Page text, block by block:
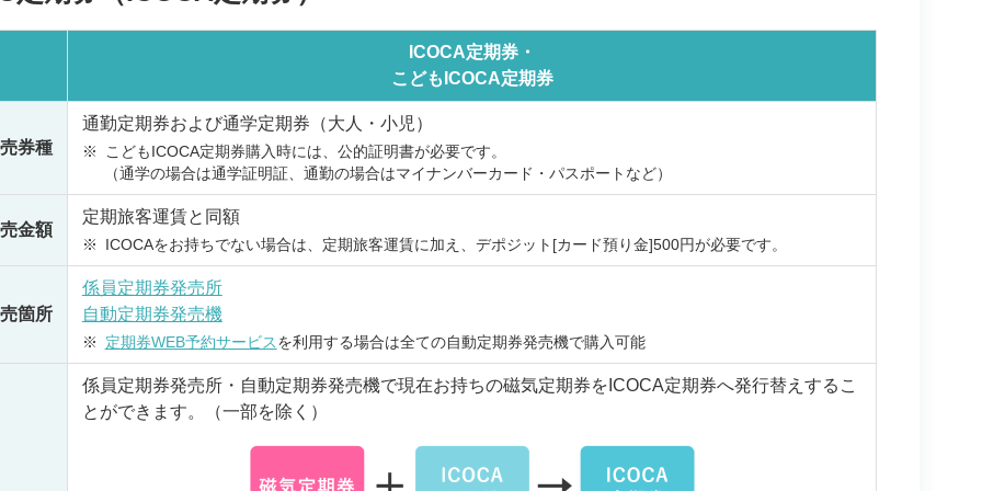
ICOCA定期券・
こどもICOCA定期券
券種
通勤定期券および通学定期券（大人・小児）
※
こどもICOCA定期券購入時には、公的証明書が必要です。
（通学の場合は通学証明証、通勤の場合はマイナンバーカード・パスポートなど）
金額
定期旅客運賃と同額
※ ICOCAをお持ちでない場合は、定期旅客運賃に加え、デポジット[カード預り金]500円が必要です。
箇所
係員定期券発売所
自動定期券発売機
※ 定期券WEB予約サービス を利用する場合は全ての自動定期券発売機で購入可能
係員定期券発売所・自動定期券発売機で現在お持ちの磁気定期券をICOCA定期券へ発行替えするこ
とができます。（一部を除く）